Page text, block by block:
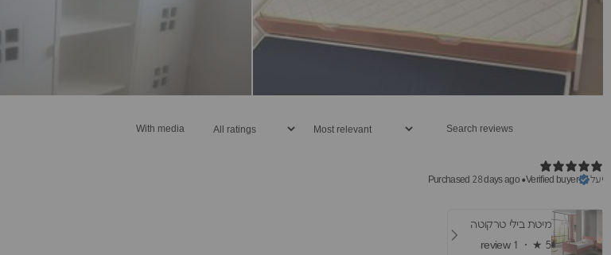
With media
יעל
Verified buyer
•
Purchased 28 days ago
מיטת בילי טרקוטה
5
★ ·
1 review